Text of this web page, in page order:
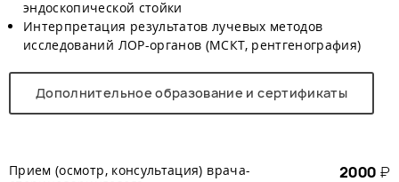
эндоскопической стойки
Интерпретация результатов лучевых методов
исследований ЛОР-органов (МСКТ, рентгенография)
Дополнительное образование и сертификаты
Прием (осмотр, консультация) врача-
2000 ₽